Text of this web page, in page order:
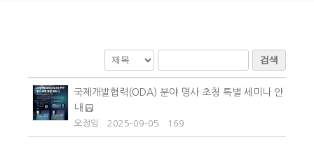
검색
국제개발협력(ODA) 분야 명사 초청 특별 세미나 안
내
오정임 2025-09-05 169